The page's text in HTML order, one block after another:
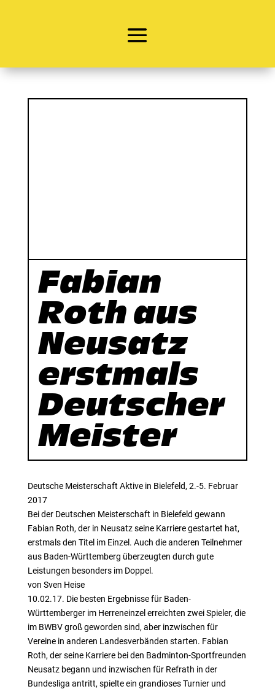
Fabian
Roth aus
Neusatz
erstmals
Deutscher
Meister
Deutsche Meisterschaft Aktive in Bielefeld, 2.-5. Februar
2017
Bei der Deutschen Meisterschaft in Bielefeld gewann
Fabian Roth, der in Neusatz seine Karriere gestartet hat,
erstmals den Titel im Einzel. Auch die anderen Teilnehmer
aus Baden-Württemberg überzeugten durch gute
Leistungen besonders im Doppel.
von Sven Heise
10.02.17. Die besten Ergebnisse für Baden-
Württemberger im Herreneinzel erreichten zwei Spieler, die
im BWBV groß geworden sind, aber inzwischen für
Vereine in anderen Landesverbänden starten. Fabian
Roth, der seine Karriere bei den Badminton-Sportfreunden
Neusatz begann und inzwischen für Refrath in der
Bundesliga antritt, spielte ein grandioses Turnier und